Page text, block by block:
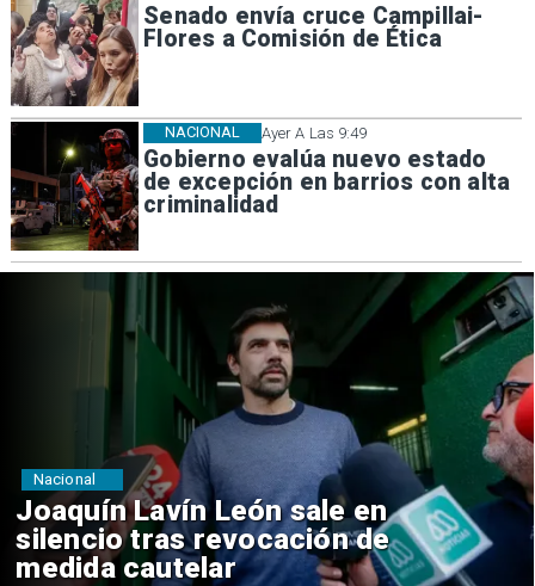
Senado envía cruce Campillai-
Flores a Comisión de Ética
Ayer A Las 9:49
Gobierno evalúa nuevo estado
de excepción en barrios con alta
criminalidad
NACIONAL
Chile y Venezuela formalizan
reinicio de relaciones
consulares
Nacional